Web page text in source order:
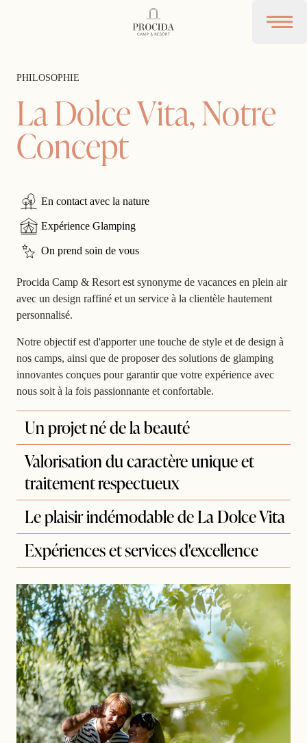
Open
PHILOSOPHIE
La Dolce Vita, Notre
Concept
En contact avec la nature
Expérience Glamping
On prend soin de vous
Procida Camp & Resort est synonyme de vacances en plein air
avec un design raffiné et un service à la clientèle hautement
personnalisé.
Notre objectif est d'apporter une touche de style et de design à
nos camps, ainsi que de proposer des solutions de glamping
innovantes conçues pour garantir que votre expérience avec
nous soit à la fois passionnante et confortable.
Un projet né de la beauté
Valorisation du caractère unique et
traitement respectueux
Le plaisir indémodable de La Dolce Vita
Expériences et services d'excellence